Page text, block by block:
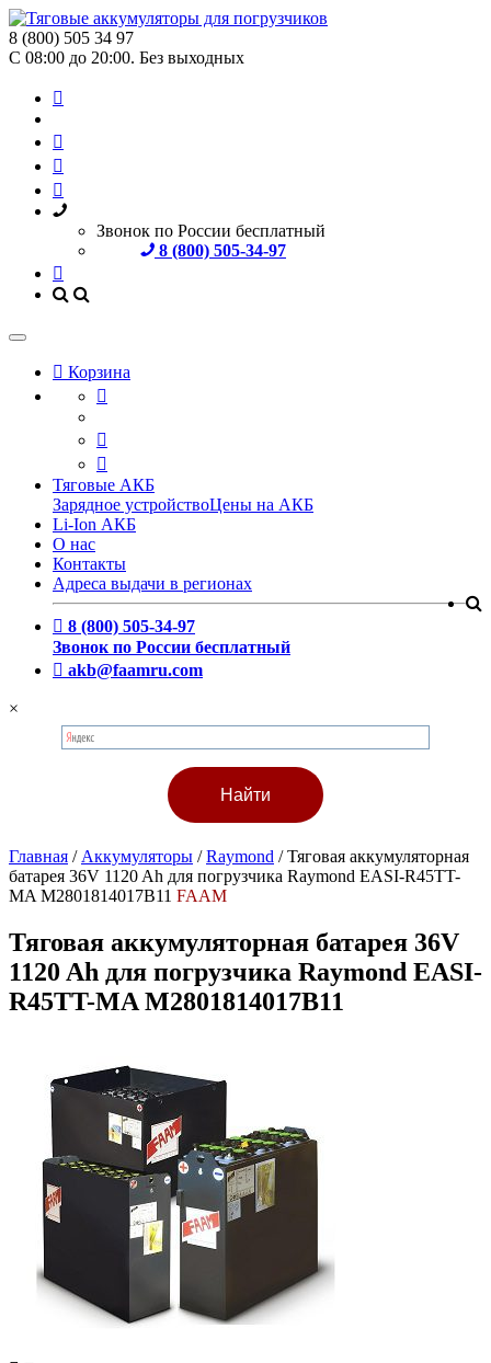
8 (800) 505 34 97
С 08:00 до 20:00. Без выходных
Звонок по России бесплатный
8 (800) 505-34-97
Корзина
Тяговые АКБ
Зарядное устройствоЦены на АКБ
Li-Ion АКБ
О нас
Контакты
Адреса выдачи в регионах
8 (800) 505-34-97
Звонок по России бесплатный
akb@faamru.com
×
Главная / Аккумуляторы /Raymond /Тяговая аккумуляторная
батарея 36V 1120 Ah для погрузчика Raymond EASI-R45TT-
MA M2801814017B11 FAAM
Тяговая аккумуляторная батарея 36V
1120 Ah для погрузчика Raymond EASI-
R45TT-MA M2801814017B11